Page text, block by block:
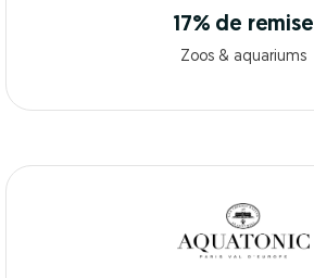
17% de remise
Zoos & aquariums